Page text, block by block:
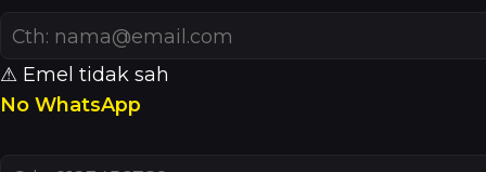
⚠ Emel tidak sah
No WhatsApp